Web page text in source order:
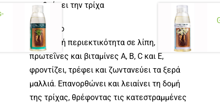
και θρέφει την τρίχα
Αβοκάντο
Με υψηλή περιεκτικότητα σε λίπη,
πρωτεΐνες και βιταμίνες Α, B, C και Ε,
φροντίζει, τρέφει και ζωντανεύει τα ξερά
μαλλιά. Επανορθώνει και λειαίνει τη δομή
της τρίχας, θρέφοντας τις κατεστραμμένες